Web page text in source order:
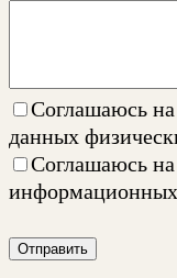
Соглашаюсь на
данных
Соглашаюсь на
Отправить